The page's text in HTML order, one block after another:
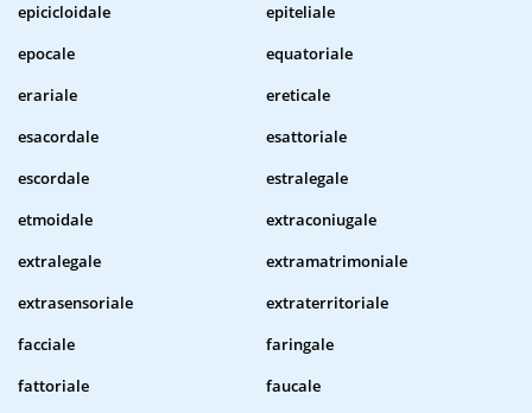
epicicloidale
epiteliale
epocale
equatoriale
erariale
ereticale
esacordale
esattoriale
escordale
estralegale
etmoidale
extraconiugale
extralegale
extramatrimoniale
extrasensoriale
extraterritoriale
facciale
faringale
fattoriale
faucale